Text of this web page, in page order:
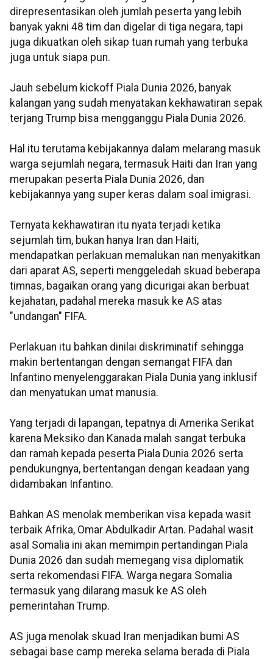
direpresentasikan oleh jumlah peserta yang lebih
banyak yakni 48 tim dan digelar di tiga negara, tapi
juga dikuatkan oleh sikap tuan rumah yang terbuka
juga untuk siapa pun.
Jauh sebelum kickoff Piala Dunia 2026, banyak
kalangan yang sudah menyatakan kekhawatiran sepak
terjang Trump bisa mengganggu Piala Dunia 2026.
Hal itu terutama kebijakannya dalam melarang masuk
warga sejumlah negara, termasuk Haiti dan Iran yang
merupakan peserta Piala Dunia 2026, dan
kebijakannya yang super keras dalam soal imigrasi.
Ternyata kekhawatiran itu nyata terjadi ketika
sejumlah tim, bukan hanya Iran dan Haiti,
mendapatkan perlakuan memalukan nan menyakitkan
dari aparat AS, seperti menggeledah skuad beberapa
timnas, bagaikan orang yang dicurigai akan berbuat
kejahatan, padahal mereka masuk ke AS atas
"undangan" FIFA.
Perlakuan itu bahkan dinilai diskriminatif sehingga
makin bertentangan dengan semangat FIFA dan
Infantino menyelenggarakan Piala Dunia yang inklusif
dan menyatukan umat manusia.
Yang terjadi di lapangan, tepatnya di Amerika Serikat
karena Meksiko dan Kanada malah sangat terbuka
dan ramah kepada peserta Piala Dunia 2026 serta
pendukungnya, bertentangan dengan keadaan yang
didambakan Infantino.
Bahkan AS menolak memberikan visa kepada wasit
terbaik Afrika, Omar Abdulkadir Artan. Padahal wasit
asal Somalia ini akan memimpin pertandingan Piala
Dunia 2026 dan sudah memegang visa diplomatik
serta rekomendasi FIFA. Warga negara Somalia
termasuk yang dilarang masuk ke AS oleh
pemerintahan Trump.
AS juga menolak skuad Iran menjadikan bumi AS
sebagai base camp mereka selama berada di Piala